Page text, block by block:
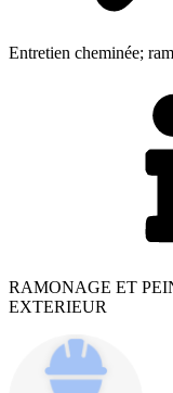
Entretien cheminée;
RAMONAGE ET
EXTERIEUR